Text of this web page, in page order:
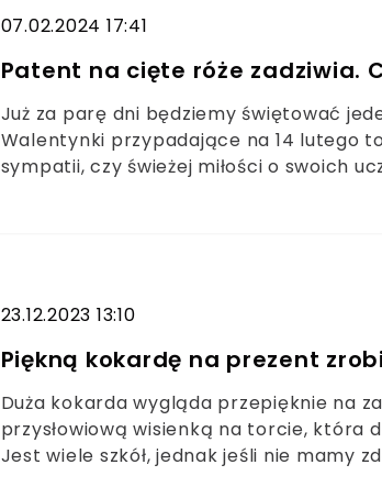
07.02.2024 17:41
Patent na cięte róże zadziwia.
Już za parę dni będziemy świętować
Walentynki przypadające na 14 lutego
sympatii, czy świeżej miłości o swoich
23.12.2023 13:10
Piękną kokardę na prezent
Duża kokarda wygląda przepięknie na
przysłowiową wisienką na torcie, która
Jest wiele szkół, jednak jeśli nie mamy